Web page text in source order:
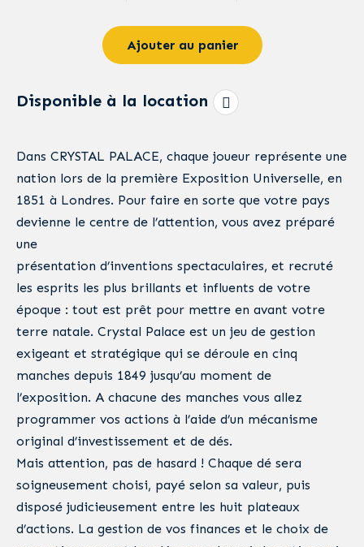
Ajouter au panier
Disponible à la location
Dans CRYSTAL PALACE, chaque joueur représente une
nation lors de la première Exposition Universelle, en
1851 à Londres. Pour faire en sorte que votre pays
devienne le centre de l’attention, vous avez préparé
une
présentation d’inventions spectaculaires, et recruté
les esprits les plus brillants et influents de votre
époque : tout est prêt pour mettre en avant votre
terre natale. Crystal Palace est un jeu de gestion
exigeant et stratégique qui se déroule en cinq
manches depuis 1849 jusqu’au moment de
l’exposition. A chacune des manches vous allez
programmer vos actions à l’aide d’un mécanisme
original d’investissement et de dés.
Mais attention, pas de hasard ! Chaque dé sera
soigneusement choisi, payé selon sa valeur, puis
disposé judicieusement entre les huit plateaux
d’actions. La gestion de vos finances et le choix de